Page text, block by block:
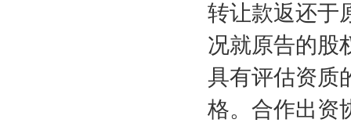
转让款返还于
况就原告的股
具有评估资质
格。合作出资